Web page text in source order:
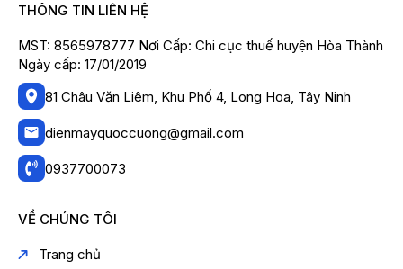
THÔNG TIN LIÊN HỆ
MST: 8565978777 Nơi Cấp: Chi cục thuế huyện Hòa Thành
Ngày cấp: 17/01/2019
81 Châu Văn Liêm, Khu Phố 4, Long Hoa, Tây Ninh
dienmayquoccuong@gmail.com
0937700073
VỀ CHÚNG TÔI
Trang chủ